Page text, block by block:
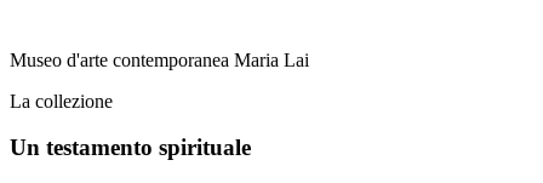
Museo d'arte contemporanea Maria Lai
La collezione
Un testamento spirituale